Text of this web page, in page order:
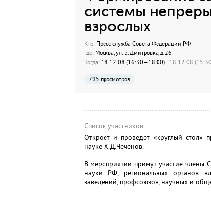
системы
взрослых
Кто:Пресс-служба Совета Федерации РФ
Где:Москва, ул. Б.Дмитровка, д.26
Когда:18.12.08 (16:30—18:00) | 18.12.08
795 просмотров
Список участников:
Откроет и проведет «круглый стол»
науке Х.Д.Чеченов.
В мероприятии примут участие члены
науки РФ, региональных органов
заведений, профсоюзов, научных и